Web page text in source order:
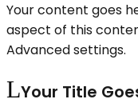
Your content goes
aspect of this
Advanced settings.
Your Title